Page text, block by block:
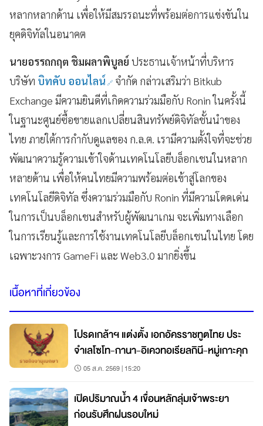
หลากหลากด้าน เพื่อให้มีสมรรถนะที่พร้อมต่อการแข่งขันใน
ยุคดิจิทัลในอนาคต
นายอรรถกฤต ชิมผลาพิบูลย์ ประธานเจ้าหน้าที่บริหาร
บริษัท บิทคับ ออนไลน์ จำกัด กล่าวเสริมว่า Bitkub
Exchange มีความยินดีที่เกิดความร่วมมือกับ Ronin ในครั้งนี้
ในฐานะศูนย์ซื้อขายแลกเปลี่ยนสินทรัพย์ดิจิทัลชั้นนำของ
ไทย ภายใต้การกำกับดูแลของ ก.ล.ต. เรามีความตั้งใจที่จะช่วย
พัฒนาความรู้ความเข้าใจด้านเทคโนโลยีบล็อกเชนในหลาก
หลายด้าน เพื่อให้คนไทยมีความพร้อมต่อเข้าสู่โลกของ
เทคโนโลยีดิจิทัล ซึ่งความร่วมมือกับ Ronin ที่มีความโดดเด่น
ในการเป็นบล็อกเชนสำหรับผู้พัฒนาเกม จะเพิ่มทางเลือก
ในการเรียนรู้และการใช้งานเทคโนโลยีบล็อกเชนในไทย โดย
เฉพาะวงการ GameFi และ Web3.0 มากยิ่งขึ้น
เนื้อหาที่เกี่ยวข้อง
โปรดเกล้าฯ แต่งตั้ง เอกอัครราชทูตไทย ประ
จำเลโซโท-กานา-อิเควทอเรียลกินี-หมู่เกาะคุก
05 ส.ค. 2569 | 15:20
เปิดปริมาณน้ำ 4 เขื่อนหลักลุ่มเจ้าพระยา
ก่อนรับศึกฝนรอบใหม่